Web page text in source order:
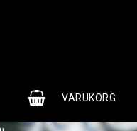
VARUKORG